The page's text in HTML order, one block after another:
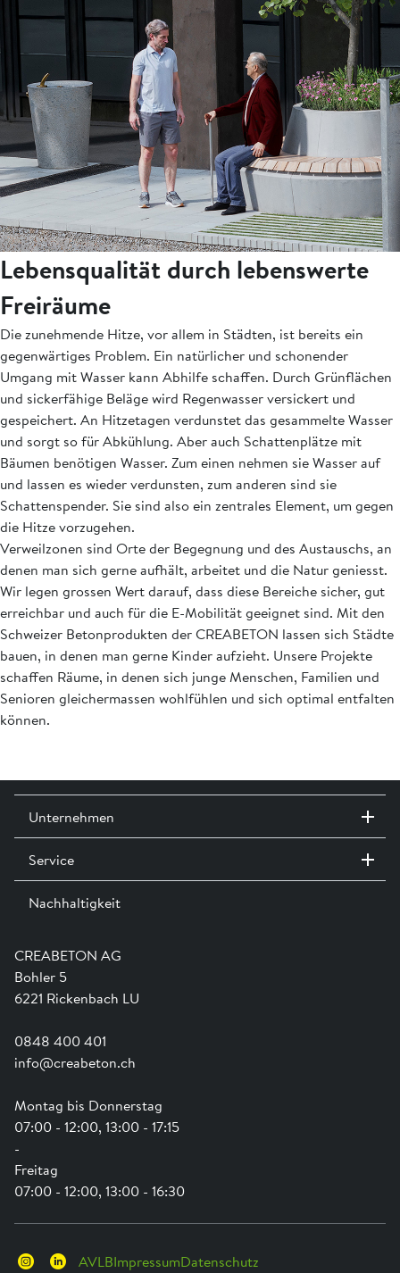
Lebensqualität durch lebenswerte
Freiräume
Die zunehmende Hitze, vor allem in Städten, ist bereits ein
gegenwärtiges Problem. Ein natürlicher und schonender
Umgang mit Wasser kann Abhilfe schaffen. Durch Grünflächen
und sickerfähige Beläge wird Regenwasser versickert und
gespeichert. An Hitzetagen verdunstet das gesammelte Wasser
und sorgt so für Abkühlung. Aber auch Schattenplätze mit
Bäumen benötigen Wasser. Zum einen nehmen sie Wasser auf
und lassen es wieder verdunsten, zum anderen sind sie
Schattenspender. Sie sind also ein zentrales Element, um gegen
die Hitze vorzugehen.
Verweilzonen sind Orte der Begegnung und des Austauschs, an
denen man sich gerne aufhält, arbeitet und die Natur geniesst.
Wir legen grossen Wert darauf, dass diese Bereiche sicher, gut
erreichbar und auch für die E-Mobilität geeignet sind. Mit den
Schweizer Betonprodukten der CREABETON lassen sich Städte
bauen, in denen man gerne Kinder aufzieht. Unsere Projekte
schaffen Räume, in denen sich junge Menschen, Familien und
Senioren gleichermassen wohlfühlen und sich optimal entfalten
können.
CREABETON AG
Bohler 5
6221 Rickenbach LU
0848 400 401
info@creabeton.ch
Montag bis Donnerstag
07:00 - 12:00, 13:00 - 17:15
-
Freitag
07:00 - 12:00, 13:00 - 16:30
Unternehmen
Kontakt / Standorte
Ausstellungen
Team
Ausbildung
Service
Dienstleistungen
Shop Hilfe
Anwendungsunterstützung
Newsletter
Nachhaltigkeit
Engagement
Swissness
Schwammstadt
AVLBImpressumDatenschutz